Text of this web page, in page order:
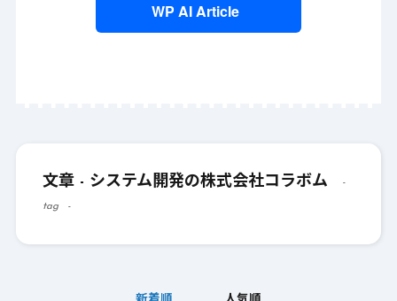
WP AI Article
文章 - システム開発の株式会社コラボム
tag